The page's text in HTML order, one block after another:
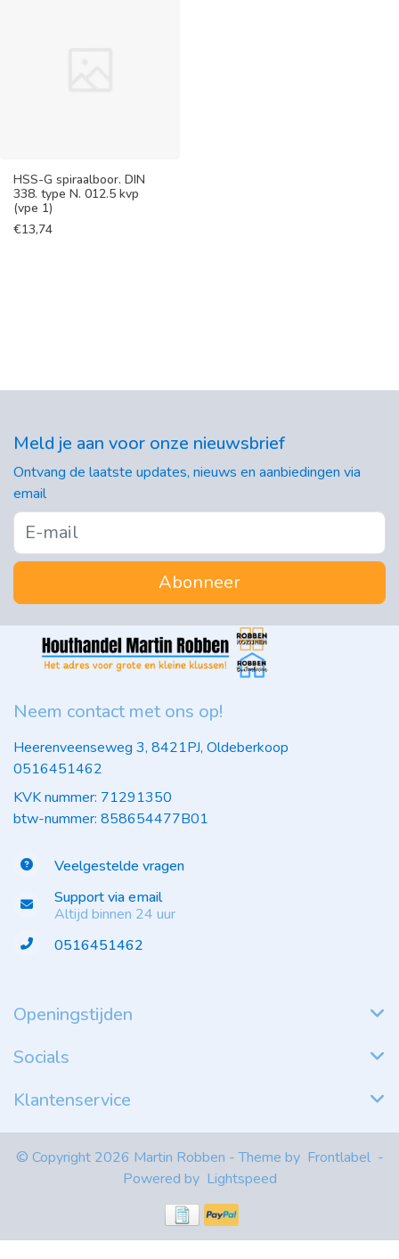
HSS-G spiraalboor. DIN
338. type N. 012.5 kvp
(vpe 1)
€13,74
Meld je aan voor onze nieuwsbrief
Ontvang de laatste updates, nieuws en aanbiedingen via
email
Abonneer
Neem contact met ons op!
Heerenveenseweg 3, 8421PJ, Oldeberkoop
0516451462
KVK nummer: 71291350
btw-nummer: 858654477B01
Veelgestelde vragen
Support via email
Altijd binnen 24 uur
0516451462
Openingstijden
Socials
Klantenservice
© Copyright 2026 Martin Robben - Theme by Frontlabel -
Powered by Lightspeed